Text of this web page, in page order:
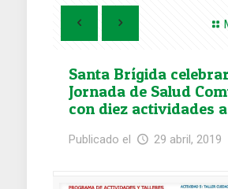
Santa Brígida
Jornada de Salud
con diez actividades
Publicado el 29 abril, 2019